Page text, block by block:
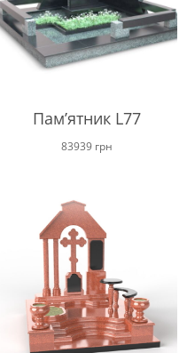
Пам’ятник L77
83939 грн